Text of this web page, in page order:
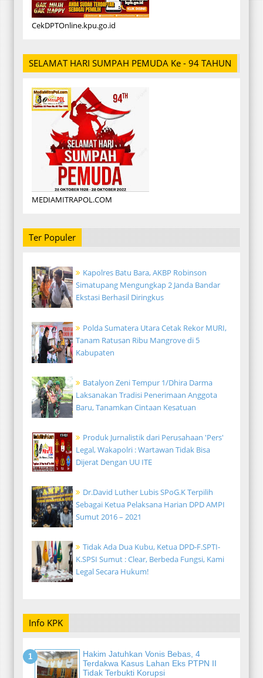
CekDPTOnline.kpu.go.id
SELAMAT HARI SUMPAH PEMUDA Ke - 94 TAHUN
MEDIAMITRAPOL.COM
Ter Populer
Kapolres Batu Bara, AKBP Robinson
Simatupang Mengungkap 2 Janda Bandar
Ekstasi Berhasil Diringkus
Polda Sumatera Utara Cetak Rekor MURI,
Tanam Ratusan Ribu Mangrove di 5
Kabupaten
Batalyon Zeni Tempur 1/Dhira Darma
Laksanakan Tradisi Penerimaan Anggota
Baru, Tanamkan Cintaan Kesatuan
Produk Jurnalistik dari Perusahaan 'Pers'
Legal, Wakapolri : Wartawan Tidak Bisa
Dijerat Dengan UU ITE
Dr.David Luther Lubis SPoG.K Terpilih
Sebagai Ketua Pelaksana Harian DPD AMPI
Sumut 2016 – 2021
Tidak Ada Dua Kubu, Ketua DPD-F.SPTI-
K.SPSI Sumut : Clear, Berbeda Fungsi, Kami
Legal Secara Hukum!
Info KPK
Hakim Jatuhkan Vonis Bebas, 4
Terdakwa Kasus Lahan Eks PTPN II
Tidak Terbukti Korupsi